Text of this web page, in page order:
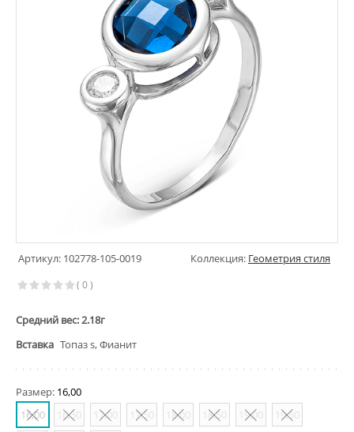
Артикул: 102778-105-0019 Коллекция: Геометрия стиля
( 0 )
Средний вес: 2.18г
Вставка Топаз s, Фианит
Размер: 16,00
16,00
16,50 17,00 17,50 18,00 18,50 19,00
19,50